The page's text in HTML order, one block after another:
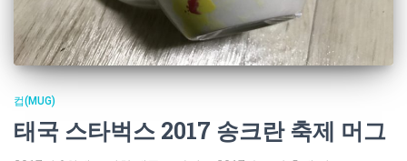
컵(MUG)
태국 스타벅스 2017 송크란 축제 머그